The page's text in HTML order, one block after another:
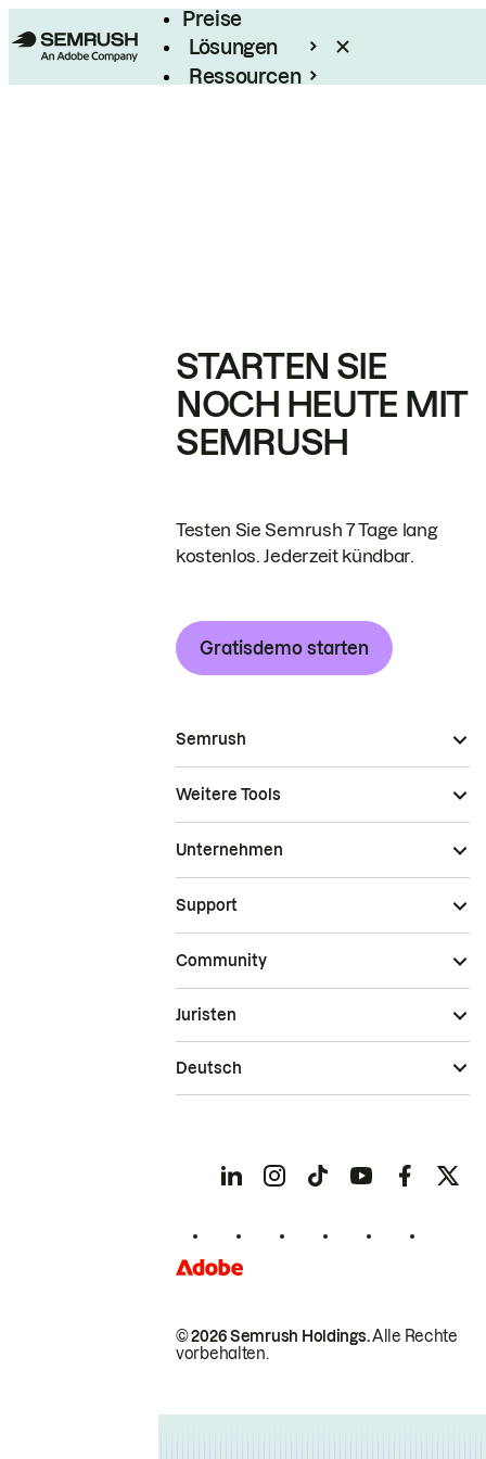
Preise
Lösungen
Ressourcen
STARTEN SIE
NOCH HEUTE MIT
SEMRUSH
Testen Sie Semrush 7 Tage lang
kostenlos. Jederzeit kündbar.
Gratisdemo starten
Semrush
Weitere Tools
Unternehmen
Support
Community
© 2026 Semrush Holdings.Alle Rechte
vorbehalten.
Juristen
Deutsch